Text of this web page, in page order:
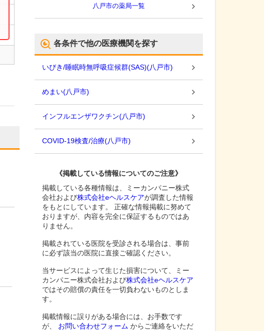
八戸市の薬局一覧
各条件で他の医療機関を探す
いびき/睡眠時無呼吸症候群(SAS)(八戸市)
めまい(八戸市)
インフルエンザワクチン(八戸市)
COVID-19検査/治療(八戸市)
《掲載している情報についてのご注意》
掲載している各種情報は、ミーカンパニー株式
会社および株式会社eヘルスケアが調査した情報
をもとにしています。 正確な情報掲載に努めて
おりますが、内容を完全に保証するものではあ
りません。
掲載されている医院を受診される場合は、事前
に必ず該当の医院に直接ご確認ください。
当サービスによって生じた損害について、ミー
カンパニー株式会社および株式会社eヘルスケア
ではその賠償の責任を一切負わないものとしま
す。
掲載情報に誤りがある場合には、お手数です
が、
お問い合わせフォーム からご連絡をいただ